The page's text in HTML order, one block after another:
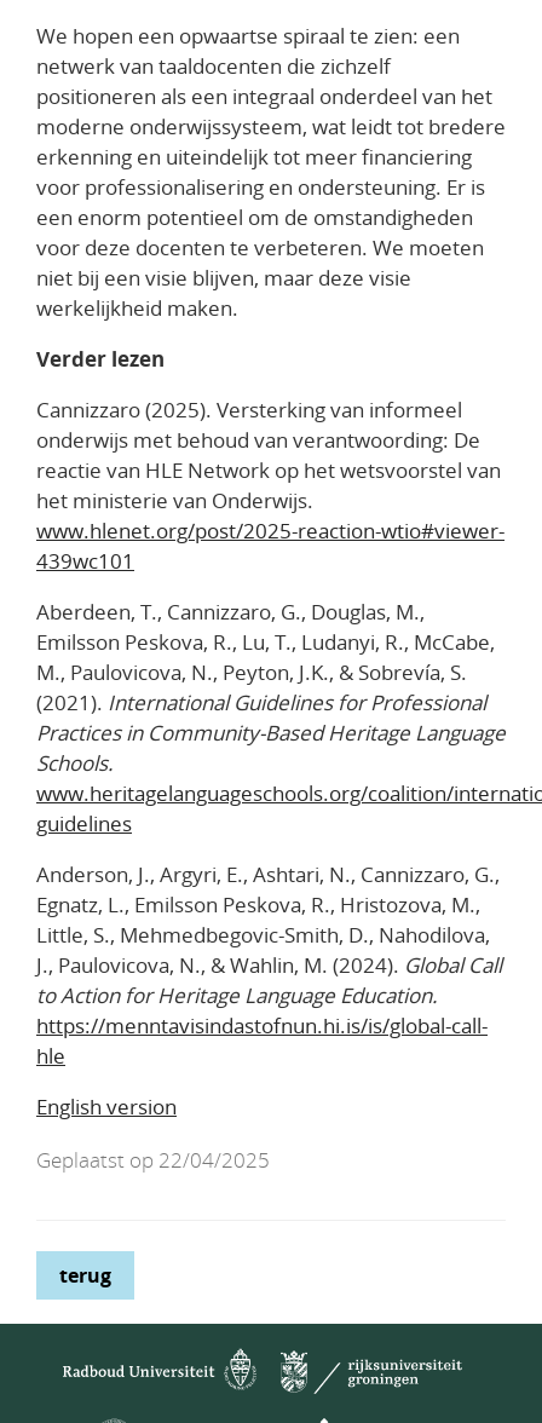
We hopen een opwaartse spiraal te zien: een
netwerk van taaldocenten die zichzelf
positioneren als een integraal onderdeel van het
moderne onderwijssysteem, wat leidt tot bredere
erkenning en uiteindelijk tot meer financiering
voor professionalisering en ondersteuning. Er is
een enorm potentieel om de omstandigheden
voor deze docenten te verbeteren. We moeten
niet bij een visie blijven, maar deze visie
werkelijkheid maken.
Verder lezen
Cannizzaro (2025). Versterking van informeel
onderwijs met behoud van verantwoording: De
reactie van HLE Network op het wetsvoorstel van
het ministerie van Onderwijs.
www.hlenet.org/post/2025-reaction-wtio#viewer-
439wc101
Aberdeen, T., Cannizzaro, G., Douglas, M.,
Emilsson Peskova, R., Lu, T., Ludanyi, R., McCabe,
M., Paulovicova, N., Peyton, J.K., & Sobrevía, S.
(2021). International Guidelines for Professional
Practices in Community-Based Heritage Language
Schools.
www.heritagelanguageschools.org/coalition/
guidelines
Anderson, J., Argyri, E., Ashtari, N., Cannizzaro, G.,
Egnatz, L., Emilsson Peskova, R., Hristozova, M.,
Little, S., Mehmedbegovic-Smith, D., Nahodilova,
J., Paulovicova, N., & Wahlin, M. (2024). Global Call
to Action for Heritage Language Education.
https://menntavisindastofnun.hi.is/is/global-call-
hle
English version
Geplaatst op 22/04/2025
terug